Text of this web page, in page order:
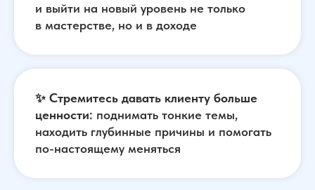
и выйти на новый уровень не только
в мастерстве, но и в доходе
✨ Стремитесь давать клиенту больше
ценности: поднимать тонкие темы,
находить глубинные причины и помогать
по-настоящему меняться